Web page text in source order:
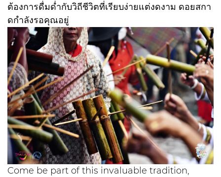
ต้องการดื่มด่ำกับวิถีชีวิตที่เรียบง่ายแต่งดงาม ดอยสกา
ดกำลังรอคุณอยู่
Come be part of this invaluable tradition,